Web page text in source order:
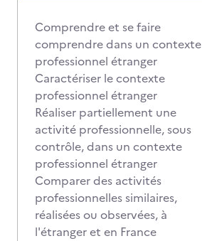
Comprendre et se faire
comprendre dans un contexte
professionnel étranger
Caractériser le contexte
professionnel étranger
Réaliser partiellement une
activité professionnelle, sous
contrôle, dans un contexte
professionnel étranger
Comparer des activités
professionnelles similaires,
réalisées ou observées, à
l'étranger et en France